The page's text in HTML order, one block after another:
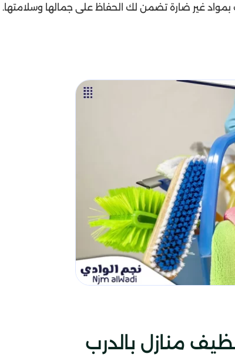
غير ضارة تضمن لك الحفاظ على جمالها وسلامتها.
منازل بالدرب